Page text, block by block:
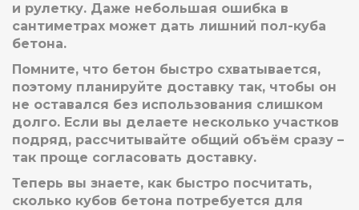
и рулетку. Даже небольшая ошибка в
сантиметрах может дать лишний пол-куба
бетона.
Помните, что бетон быстро схватывается,
поэтому планируйте доставку так, чтобы он
не оставался без использования слишком
долго. Если вы делаете несколько участков
подряд, рассчитывайте общий объём сразу –
так проще согласовать доставку.
Теперь вы знаете, как быстро посчитать,
сколько кубов бетона потребуется для